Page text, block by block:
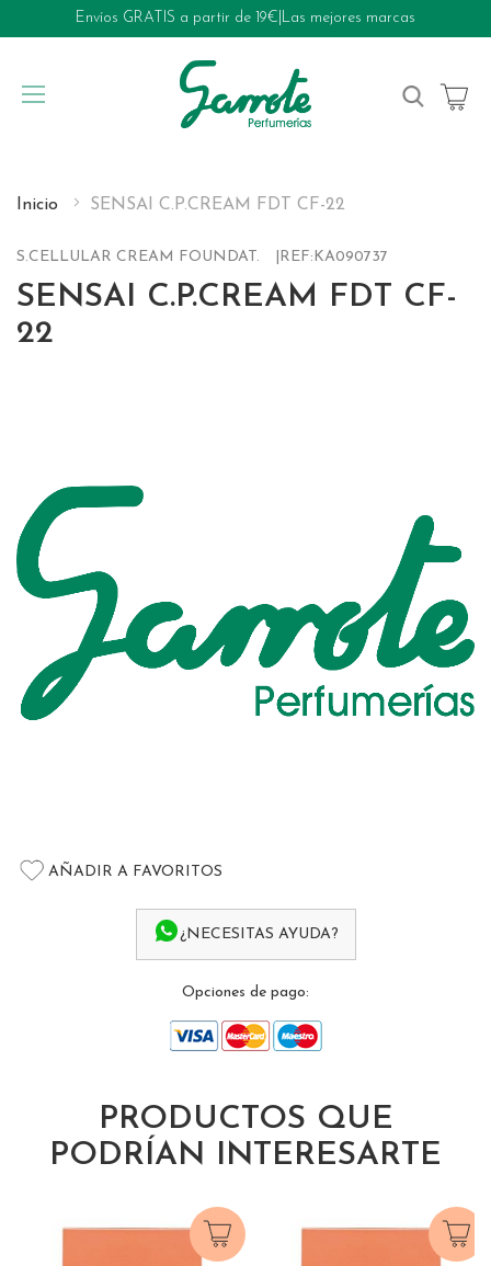
Envíos GRATIS a partir de 19€ Las mejores marcas
My Cart
Inicio SENSAI C.P.CREAM FDT CF-22
S.CELLULAR CREAM FOUNDAT. REF:KA090737
SENSAI C.P.CREAM FDT CF-
22
images
gallery
to
the
AÑADIR A FAVORITOS
¿NECESITAS AYUDA?
Opciones de pago:
PRODUCTOS QUE
PODRÍAN INTERESARTE